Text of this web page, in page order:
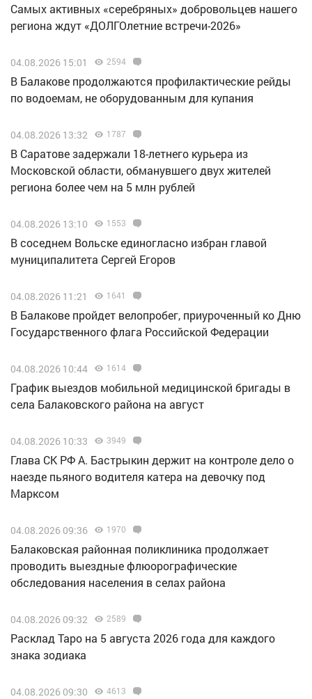
Самых активных «серебряных» добровольцев нашего
региона ждут «ДОЛГОлетние встречи-2026»
04.08.2026 15:01 2594
В Балакове продолжаются профилактические рейды
по водоемам, не оборудованным для купания
04.08.2026 13:32 1787
В Саратове задержали 18-летнего курьера из
Московской области, обманувшего двух жителей
региона более чем на 5 млн рублей
04.08.2026 13:10 1553
В соседнем Вольске единогласно избран главой
муниципалитета Сергей Егоров
04.08.2026 11:21 1641
В Балакове пройдет велопробег, приуроченный ко Дню
Государственного флага Российской Федерации
04.08.2026 10:44 1614
График выездов мобильной медицинской бригады в
села Балаковского района на август
04.08.2026 10:33 3949
Глава СК РФ А. Бастрыкин держит на контроле дело о
наезде пьяного водителя катера на девочку под
Марксом
04.08.2026 09:36 1970
Балаковская районная поликлиника продолжает
проводить выездные флюорографические
обследования населения в селах района
04.08.2026 09:32 2589
Расклад Таро на 5 августа 2026 года для каждого
знака зодиака
04.08.2026 09:30 4613